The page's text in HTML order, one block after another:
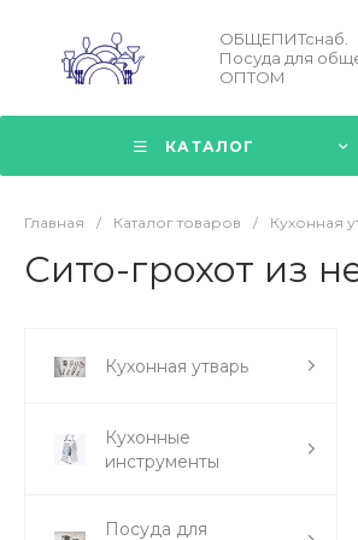
ОБЩЕПИТснаб.
Посуда для
ОПТОМ
КАТАЛОГ
Главная / Каталог товаров / Кухонная
Сито-грохот из
Кухонная утварь
Кухонные
инструменты
Посуда для